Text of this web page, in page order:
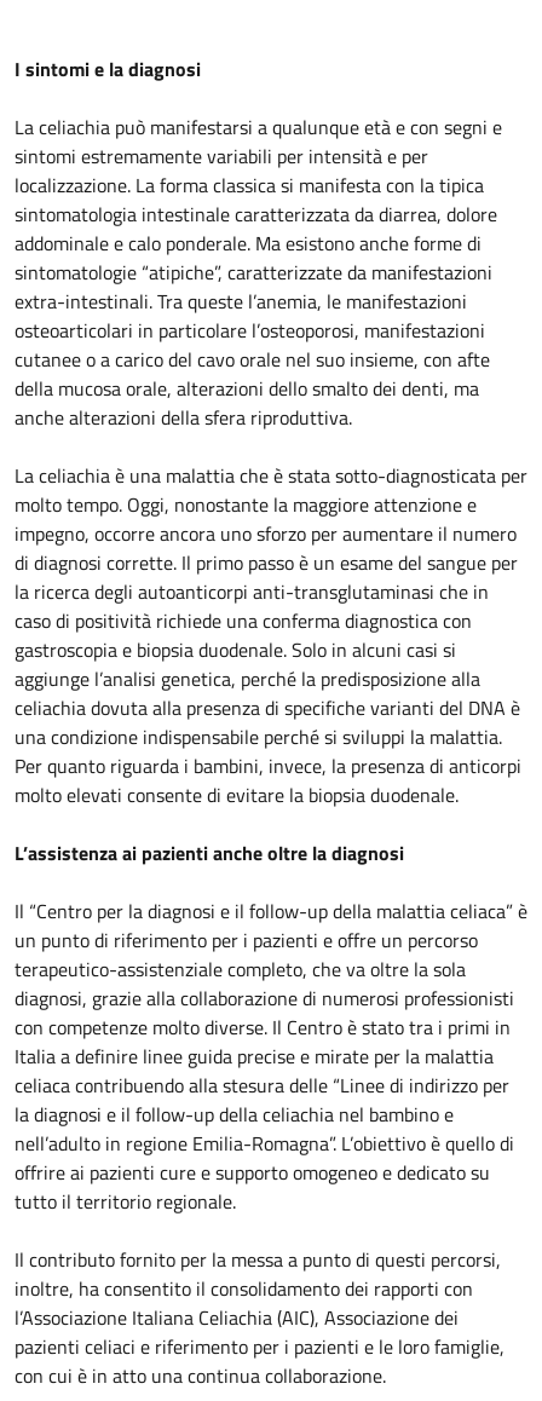
I sintomi e la diagnosi
La celiachia può manifestarsi a qualunque età e con segni e
sintomi estremamente variabili per intensità e per
localizzazione. La forma classica si manifesta con la tipica
sintomatologia intestinale caratterizzata da diarrea, dolore
addominale e calo ponderale. Ma esistono anche forme di
sintomatologie “atipiche”, caratterizzate da manifestazioni
extra-intestinali. Tra queste l’anemia, le manifestazioni
osteoarticolari in particolare l’osteoporosi, manifestazioni
cutanee o a carico del cavo orale nel suo insieme, con afte
della mucosa orale, alterazioni dello smalto dei denti, ma
anche alterazioni della sfera riproduttiva.
La celiachia è una malattia che è stata sotto-diagnosticata per
molto tempo. Oggi, nonostante la maggiore attenzione e
impegno, occorre ancora uno sforzo per aumentare il numero
di diagnosi corrette. Il primo passo è un esame del sangue per
la ricerca degli autoanticorpi anti-transglutaminasi che in
caso di positività richiede una conferma diagnostica con
gastroscopia e biopsia duodenale. Solo in alcuni casi si
aggiunge l’analisi genetica, perché la predisposizione alla
celiachia dovuta alla presenza di specifiche varianti del DNA è
una condizione indispensabile perché si sviluppi la malattia.
Per quanto riguarda i bambini, invece, la presenza di anticorpi
molto elevati consente di evitare la biopsia duodenale.
L’assistenza ai pazienti anche oltre la diagnosi
Il “Centro per la diagnosi e il follow-up della malattia celiaca” è
un punto di riferimento per i pazienti e offre un percorso
terapeutico-assistenziale completo, che va oltre la sola
diagnosi, grazie alla collaborazione di numerosi professionisti
con competenze molto diverse. Il Centro è stato tra i primi in
Italia a definire linee guida precise e mirate per la malattia
celiaca contribuendo alla stesura delle “Linee di indirizzo per
la diagnosi e il follow-up della celiachia nel bambino e
nell’adulto in regione Emilia-Romagna”. L’obiettivo è quello di
offrire ai pazienti cure e supporto omogeneo e dedicato su
tutto il territorio regionale.
Il contributo fornito per la messa a punto di questi percorsi,
inoltre, ha consentito il consolidamento dei rapporti con
l’Associazione Italiana Celiachia (AIC), Associazione dei
pazienti celiaci e riferimento per i pazienti e le loro famiglie,
con cui è in atto una continua collaborazione.